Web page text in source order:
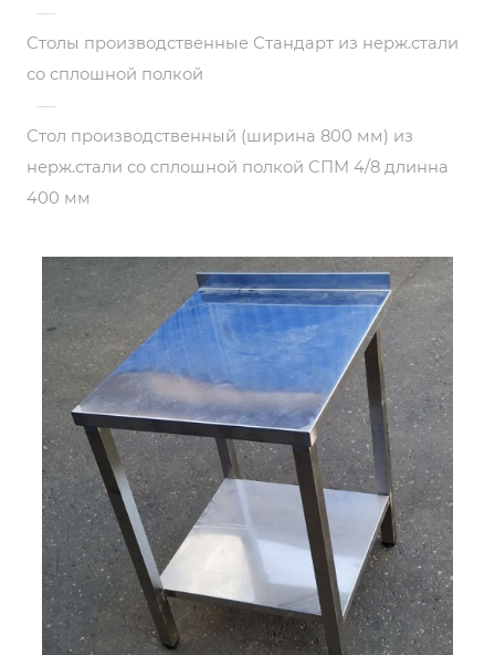
—
Столы производственные Стандарт из нерж.стали
со сплошной полкой
—
Стол производственный (ширина 800 мм) из
нерж.стали со сплошной полкой СПМ 4/8 длинна
400 мм